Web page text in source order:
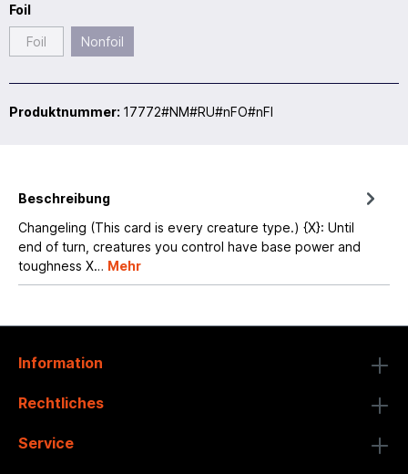
Foil
Foil Nonfoil
Produktnummer: 17772#NM#RU#nFO#nFI
Beschreibung
Changeling (This card is every creature type.) {X}: Until
end of turn, creatures you control have base power and
toughness X… Mehr
Information
Rechtliches
Service